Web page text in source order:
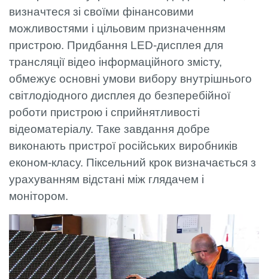
визначтеся зі своїми фінансовими
можливостями і цільовим призначенням
пристрою. Придбання LED-дисплея для
трансляції відео інформаційного змісту,
обмежує основні умови вибору внутрішнього
світлодіодного дисплея до безперебійної
роботи пристрою і сприйнятливості
відеоматеріалу. Таке завдання добре
виконають пристрої російських виробників
економ-класу. Піксельний крок визначається з
урахуванням відстані між глядачем і
монітором.